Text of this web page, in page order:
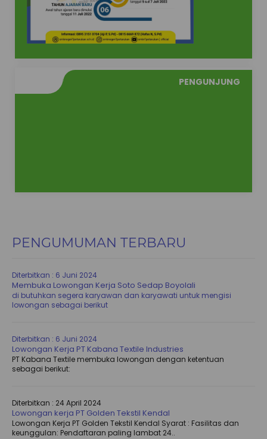
PENGUNJUNG
PENGUMUMAN TERBARU
Diterbitkan : 6 Juni 2024
Membuka Lowongan Kerja Soto Sedap Boyolali
di butuhkan segera karyawan dan karyawati untuk mengisi
lowongan sebagai berikut
Diterbitkan : 6 Juni 2024
Lowongan Kerja PT Kabana Textile Industries
PT Kabana Textile membuka lowongan dengan ketentuan
sebagai berikut:
Diterbitkan : 24 April 2024
Lowongan kerja PT Golden Tekstil Kendal
Lowongan Kerja PT Golden Tekstil Kendal Syarat : Fasilitas dan
keunggulan: Pendaftaran paling lambat 24..